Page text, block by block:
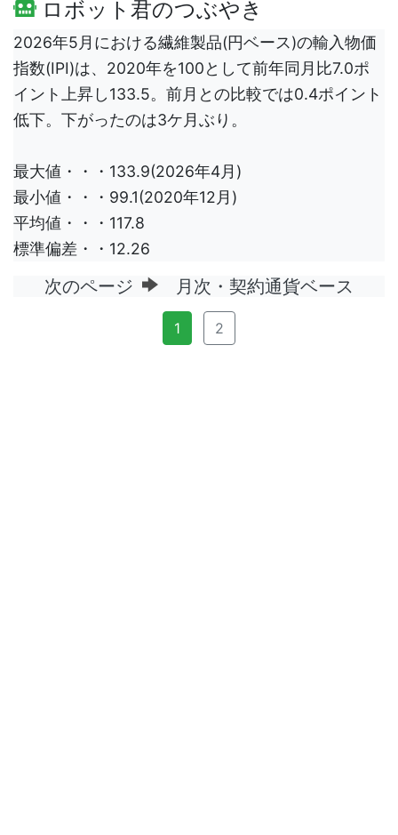
ロボット君のつぶやき
2026年5月における繊維製品(円ベース)の輸入物価
指数(IPI)は、2020年を100として前年同月比7.0ポ
イント上昇し133.5。前月との比較では0.4ポイント
低下。下がったのは3ケ月ぶり。
最大値・・・133.9(2026年4月)
最小値・・・99.1(2020年12月)
平均値・・・117.8
標準偏差・・12.26
次のページ 月次・契約通貨ベース
1 2